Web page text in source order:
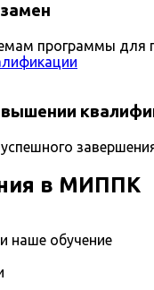
программы для
в МИППК
наше обучение